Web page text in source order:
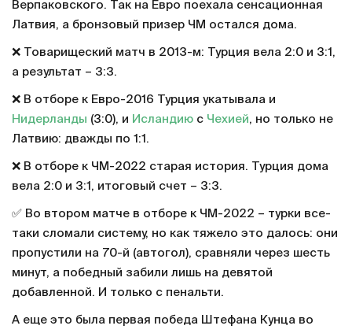
Верпаковского. Так на Евро поехала сенсационная
Латвия, а бронзовый призер ЧМ остался дома.
❌ Товарищеский матч в 2013-м: Турция вела 2:0 и 3:1,
а результат – 3:3.
❌ В отборе к Евро-2016 Турция укатывала и
Нидерланды (3:0), и Исландию с Чехией, но только не
Латвию: дважды по 1:1.
❌ В отборе к ЧМ-2022 старая история. Турция дома
вела 2:0 и 3:1, итоговый счет – 3:3.
✅ Во втором матче в отборе к ЧМ-2022 – турки все-
таки сломали систему, но как тяжело это далось: они
пропустили на 70-й (автогол), сравняли через шесть
минут, а победный забили лишь на девятой
добавленной. И только с пенальти.
А еще это была первая победа Штефана Кунца во